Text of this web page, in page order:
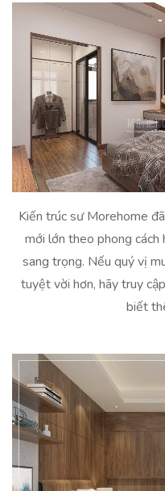
Kiến trúc sư Morehome
mới lớn theo phong
sang trọng. Nếu quý vị
tuyệt vời hơn, hãy truy
biết